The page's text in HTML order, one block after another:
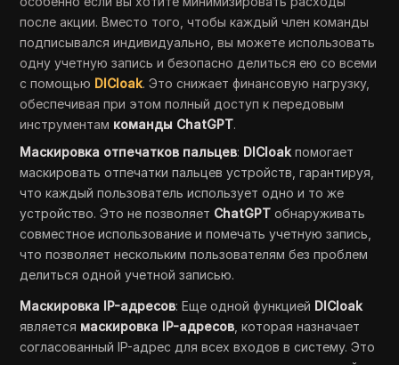
после акции. Вместо того, чтобы каждый член команды
подписывался индивидуально, вы можете использовать
одну учетную запись и безопасно делиться ею со всеми
с помощью DICloak. Это снижает финансовую нагрузку,
обеспечивая при этом полный доступ к передовым
инструментам команды ChatGPT.
Маскировка отпечатков пальцев: DICloak помогает
маскировать отпечатки пальцев устройств, гарантируя,
что каждый пользователь использует одно и то же
устройство. Это не позволяет ChatGPT обнаруживать
совместное использование и помечать учетную запись,
что позволяет нескольким пользователям без проблем
делиться одной учетной записью.
Маскировка IP-адресов: Еще одной функцией DICloak
является маскировка IP-адресов , которая назначает
согласованный IP-адрес для всех входов в систему. Это